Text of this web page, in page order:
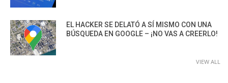
EL HACKER SE DELATÓ A SÍ MISMO CON UNA
BÚSQUEDA EN GOOGLE – ¡NO VAS A CREERLO!
VIEW ALL